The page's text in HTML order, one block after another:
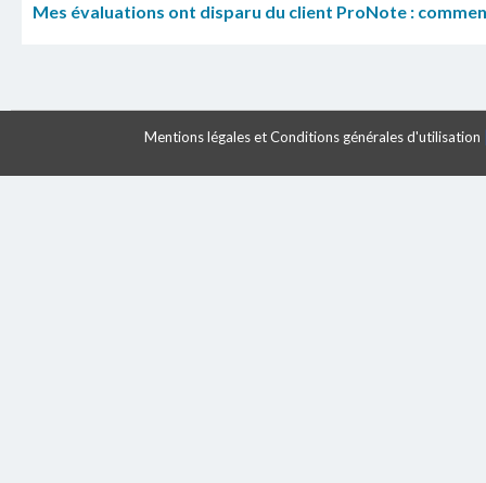
Mes évaluations ont disparu du client ProNote :
Mentions légales et Conditions générales d'utilisation